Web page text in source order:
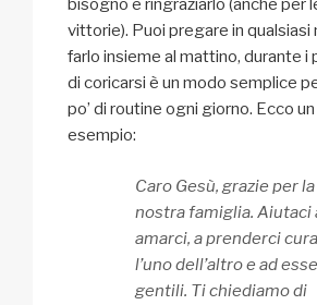
bisogno e ringraziarlo (anche per
vittorie). Puoi pregare in qualsiasi
farlo insieme al mattino, durante i
di coricarsi è un modo semplice
po’ di routine ogni giorno. Ecco
esempio:
Caro Gesù, grazie per la
nostra famiglia. Aiutaci
amarci, a prenderci cura
l’uno dell’altro e ad
gentili. Ti chiediamo di